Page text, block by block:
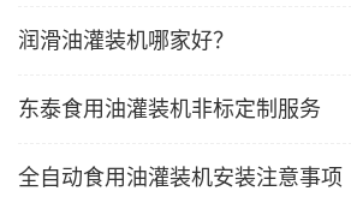
润滑油灌装机哪家好？
东泰食用油灌装机非标定制服务
全自动食用油灌装机安装注意事项